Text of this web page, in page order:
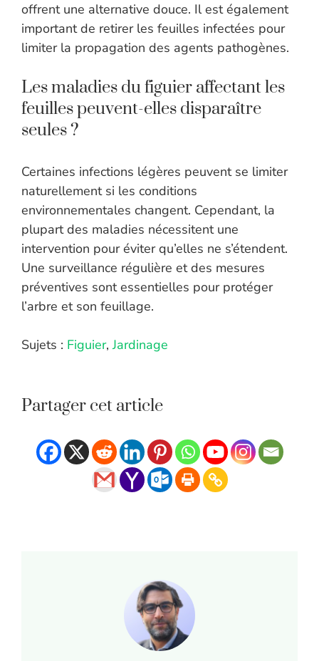
offrent une alternative douce. Il est également
important de retirer les feuilles infectées pour
limiter la propagation des agents pathogènes.
Les maladies du figuier affectant les
feuilles peuvent-elles disparaître
seules ?
Certaines infections légères peuvent se limiter
naturellement si les conditions
environnementales changent. Cependant, la
plupart des maladies nécessitent une
intervention pour éviter qu’elles ne s’étendent.
Une surveillance régulière et des mesures
préventives sont essentielles pour protéger
l’arbre et son feuillage.
Sujets : Figuier,Jardinage
Partager cet article